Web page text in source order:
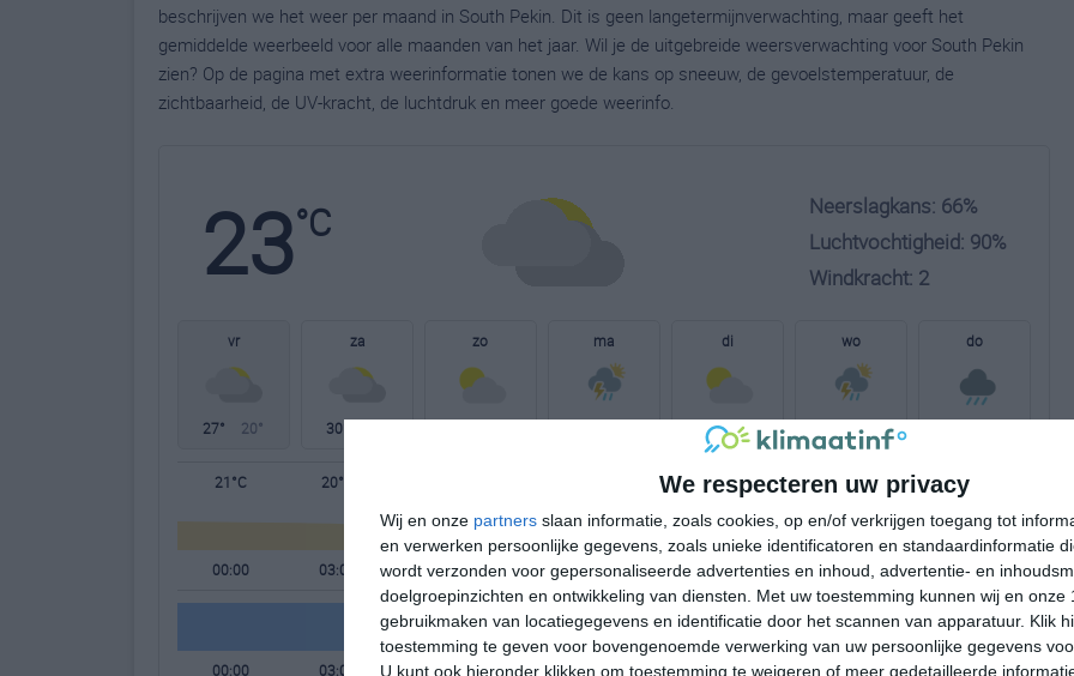
We respecteren uw privacy
Wij en onze partners slaan informatie, zoals cookies, op en/of verkrijgen toegang tot
en verwerken persoonlijke gegevens, zoals unieke identificatoren en standaardinformatie
wordt verzonden voor gepersonaliseerde advertenties en inhoud, advertentie- en
doelgroepinzichten en ontwikkeling van diensten.
Met uw toestemming kunnen wij en onze
gebruikmaken van locatiegegevens en identificatie door het scannen van apparatuur. Klik
toestemming te geven voor bovengenoemde verwerking van uw persoonlijke gegevens
U kunt ook hieronder klikken om toestemming te weigeren of meer gedetailleerde
beschrijven we het weer per maand in South Pekin. Dit is geen langetermijnverwachting, maar geeft het
gemiddelde weerbeeld voor alle maanden van het jaar. Wil je de uitgebreide weersverwachting voor South Pekin
zien? Op de pagina met extra weerinformatie tonen we de kans op sneeuw, de gevoelstemperatuur, de
zichtbaarheid, de UV-kracht, de luchtdruk en meer goede weerinfo.
23°C
Neerslagkans: 66%
Luchtvochtigheid: 90%
Windkracht: 2
vr
27° 20°
za
30°
zo ma di
32° 21°
wo
21°
do
21°C 20°C 26°C 29°C 29°C 24°C
00:00 03:00 06:00 09:00 12:00 15:00 18:00 21:00
00:00 03:00 06:00 09:00 12:00 15:00 18:00 21:00